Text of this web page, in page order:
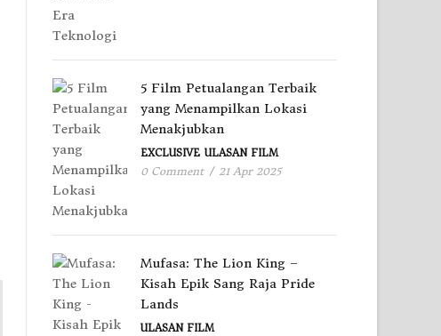
5 Film Petualangan Terbaik
yang Menampilkan Lokasi
Menakjubkan
EXCLUSIVE ULASAN FILM
0 Comment / 21 Apr 2025
Mufasa: The Lion King –
Kisah Epik Sang Raja Pride
Lands
ULASAN FILM